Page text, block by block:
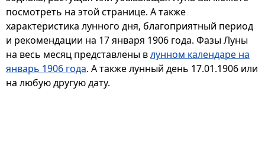
посмотреть на этой странице. А также
характеристика лунного дня, благоприятный период
и рекомендации на 17 января 1906 года. Фазы Луны
на весь месяц представлены влунном календаре на
январь 1906 года. А также лунный день 17.01.1906 или
на любую другую дату.